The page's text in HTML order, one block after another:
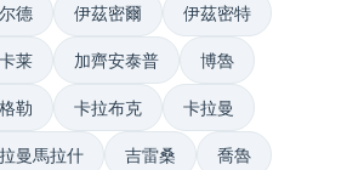
德 伊茲密爾 伊茲密特
莱 加齊安泰普 博魯
勒 卡拉布克 卡拉曼
曼馬拉什 吉雷桑 喬魯